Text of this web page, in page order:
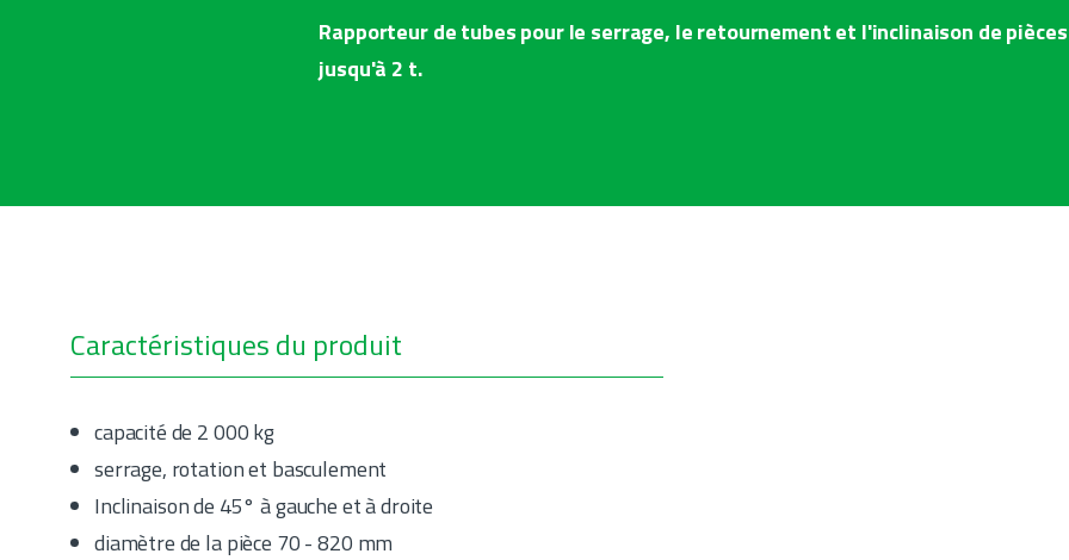
Rapporteur de tubes pour le serrage, le retournement et l'inclinaison de
jusqu'à 2 t.
Caractéristiques du produit
capacité de 2 000 kg
serrage, rotation et basculement
Inclinaison de 45° à gauche et à droite
diamètre de la pièce 70 - 820 mm